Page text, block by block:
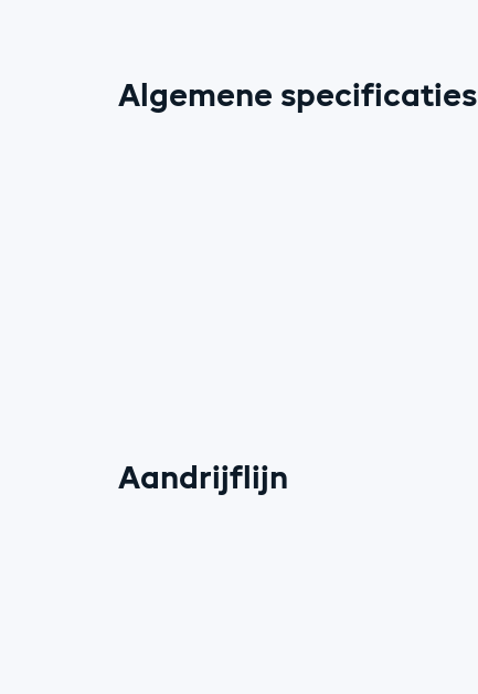
Algemene specificaties
Aandrijflijn